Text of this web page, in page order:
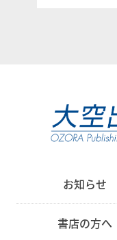
お知らせ
書店の方へ